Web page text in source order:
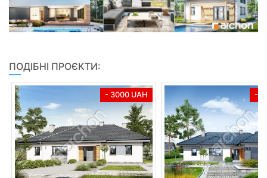
ПОДІБНІ ПРОЄКТИ:
- 3000 UAH -